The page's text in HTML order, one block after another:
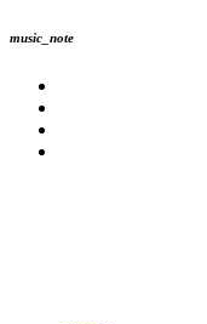
music_note